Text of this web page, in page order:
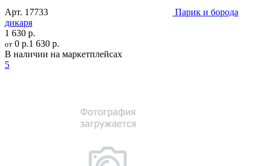
Арт. 17733
Парик и борода
дикаря
1 630 р.
от 0 р.1 630 р.
В наличии на маркетплейсах
5